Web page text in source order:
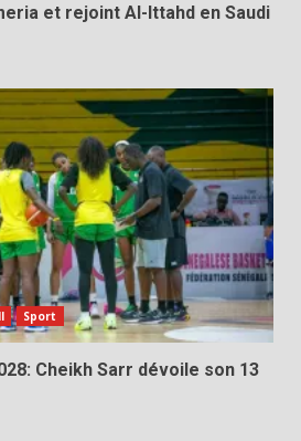
et rejoint Al-Ittahd en Saudi
Sport
Cheikh Sarr dévoile son 13